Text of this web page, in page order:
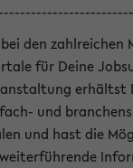
den zahlreichen
für Deine
erhältst
und
und hast die